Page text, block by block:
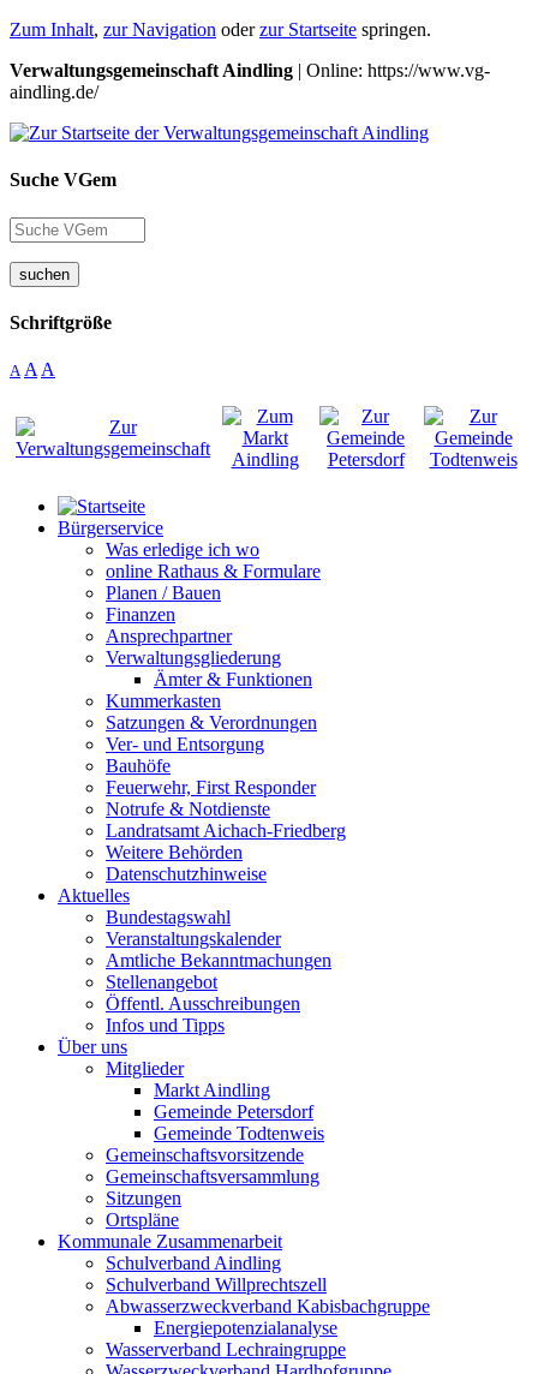
Zum Inhalt, zur Navigation oderzur Startseite springen.
Verwaltungsgemeinschaft Aindling | Online: https://www.vg-
aindling.de/
Suche VGem
suchen
Schriftgröße
A A A
Bürgerservice
Was erledige ich wo
online Rathaus & Formulare
Planen / Bauen
Finanzen
Ansprechpartner
Verwaltungsgliederung
Ämter & Funktionen
Kummerkasten
Satzungen & Verordnungen
Ver- und Entsorgung
Bauhöfe
Feuerwehr, First Responder
Notrufe & Notdienste
Landratsamt Aichach-Friedberg
Weitere Behörden
Datenschutzhinweise
Aktuelles
Bundestagswahl
Veranstaltungskalender
Amtliche Bekanntmachungen
Stellenangebot
Öffentl. Ausschreibungen
Infos und Tipps
Über uns
Mitglieder
Markt Aindling
Gemeinde Petersdorf
Gemeinde Todtenweis
Gemeinschaftsvorsitzende
Gemeinschaftsversammlung
Sitzungen
Ortspläne
Kommunale Zusammenarbeit
Schulverband Aindling
Schulverband Willprechtszell
Abwasserzweckverband Kabisbachgruppe
Energiepotenzialanalyse
Wasserverband Lechraingruppe